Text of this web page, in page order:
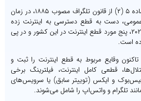
دولت هند، با استناد به ماده ۵ (۲) از قانون تلگراف مصوب ۱۸۸۵، در زمان
دست به قطع دسترسی به اینترنت زده
است. در نیمه اول سال ۲۰۲۵، پنج مورد قطع اینترنت در این کشور و در پی
است.
سرف‌شارک از سال ۲۰۱۵ تاکنون وقایع مربوط به قطع اینترنت را ثبت و
قطعی کامل اینترنت، فیلترینگ برخی
و ایکس (توییتر سابق) یا سرویس‌های
تلگرام و واتس‌اپ را شامل می‌شوند.